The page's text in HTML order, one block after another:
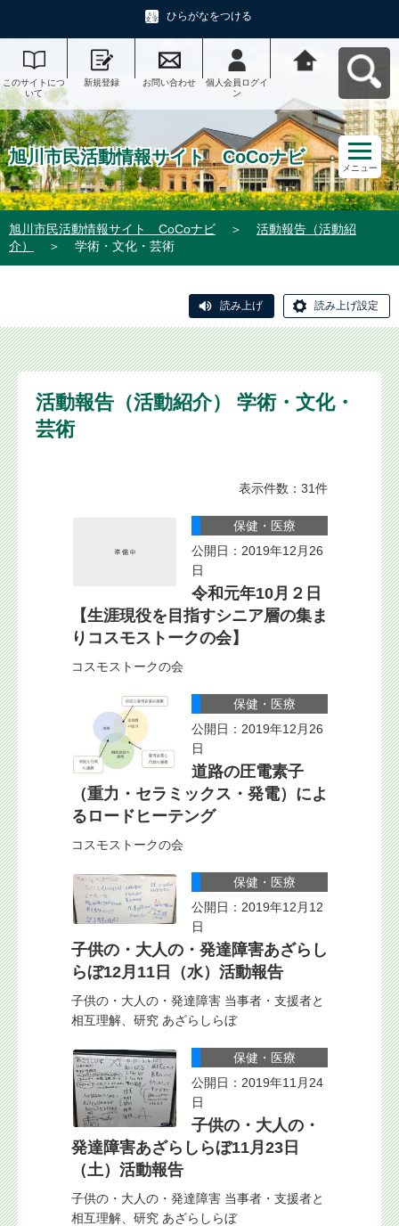
ひらがなをつける
このサイトにつ
いて
新規登録 お問い合わせ
個人会員ログイ
ン
ナビへ戻る
旭川市民活動情報サイト CoCoナビ
メニュー
旭川市民活動情報サイト CoCoナビ ＞
活動報告（活動紹
介）
＞ 学術・文化・芸術
読み上げ 読み上げ設定
活動報告（活動紹介） 学術・文化・
芸術
表示件数：31件
保健・医療
公開日：2019年12月26
日
令和元年10月２日
【生涯現役を目指すシニア層の集ま
りコスモストークの会】
コスモストークの会
保健・医療
公開日：2019年12月26
日
道路の圧電素子
（重力・セラミックス・発電）によ
るロードヒーテング
コスモストークの会
保健・医療
公開日：2019年12月12
日
子供の・大人の・発達障害あざらし
らぼ12月11日（水）活動報告
子供の・大人の・発達障害 当事者・支援者と
相互理解、研究 あざらしらぼ
保健・医療
公開日：2019年11月24
日
子供の・大人の・
発達障害あざらしらぼ11月23日
（土）活動報告
子供の・大人の・発達障害 当事者・支援者と
相互理解、研究 あざらしらぼ